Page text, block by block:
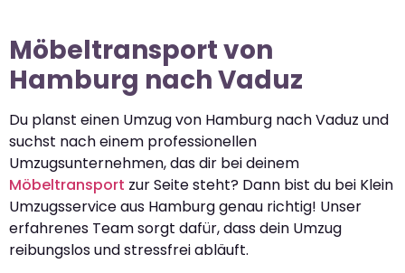
Möbeltransport von
Hamburg nach Vaduz
Du planst einen Umzug von Hamburg nach Vaduz und
suchst nach einem professionellen
Umzugsunternehmen, das dir bei deinem
Möbeltransport zur Seite steht? Dann bist du bei Klein
Umzugsservice aus Hamburg genau richtig! Unser
erfahrenes Team sorgt dafür, dass dein Umzug
reibungslos und stressfrei abläuft.